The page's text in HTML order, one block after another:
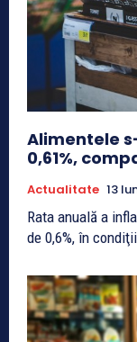
Alimentele
0,61%,
Actualitate 13
Rata anuală a
de 0,6%, în